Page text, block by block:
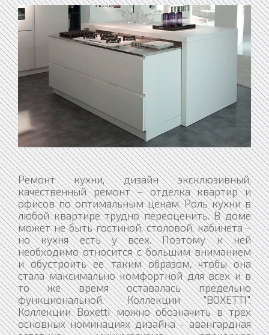
Ремонт кухни, дизайн эксклюзивный, качественный ремонт – отделка квартир и офисов по оптимальным ценам. Роль кухни в любой квартире трудно переоценить. В доме может не быть гостиной, столовой, кабинета - но кухня есть у всех. Поэтому к ней необходимо относится с большим вниманием и обустроить ее таким образом, чтобы она стала максимально комфортной для всех и в то же время оставалась предельно функциональной. Коллекции "BOXETTI". Коллекции Boxetti можно обозначить в трех основных номинациях дизайна - авангардная эстетика минимализма, априорная креативность передовых технологий и максимальная требовательность к функциональности вещи. Абсолютно все элементы дизайна "BOXETTI", призваны отвечать основной цели - достижение максимальной эффективности атрибута, в предъявлении к нему, функционального требования пригодности. Способность, по требованию, превращения частей, в компактно-монолитное целое, имеет решающее значение для концепции дизайна Boxetti, с целью получения пространственной свободы комфорта и ликвидации ограничений. Коллекции "BOXETTI" - это всегда оригинальная и ручная работа, исключительность качества материалов, а также конструктивность в технологических решениях. Креативная кухня-трансформер от "Boxetti". Во многих домах и квартирах кухня одновременно выполняет задачи столовой, а в последнее время стало модным объединять кухню с гостиной. Ремонт кухни не сильно отличается от ремонта любой другой комнаты, но есть здесь и свои особенности. Например, при проектировании и перепланировке необходимо учитывать, где проходят коммуникации (вода, газ, электричество, вентиляция). Ремонт и отделка кухни требуют тщательного подхода с учетом размеров помещения, его конструктивных особенностей и Ваших пожеланий, касающихся кухонной мебели и бытовой техники. Конечно, помимо красивого внешнего вида кухня должна обладать определенными качествами, соответствовать требованиям удобства и функциональности. Идеальная кухня - обязательно просторная и светлая, с тщательно продуманной планировкой и отделкой помещения. Здесь всё должно быть на своих местах, а сама кухня непременно должна содержаться в порядке: никаких текущих кранов, отваливающихся ручек или треснувшей плитки, неровного или отходящего линолеума и облезлой краски на стенах или потолке. Наша компания готова предложить Вам любой вид ремонта кухни под ключ - косметический, улучшенный, евроремонт. Косметический ремонт кухниКосметический ремонт кухни - это демонтаж старых покрытий потолка, стен и пола, заделка трещин, шпаклевка и выравнивание указанных поверхностей; замена дверных и оконных блоков; окраска и оклейка обоями. Капитальный ремонт кухни под ключ включает качественную перепланировку, изменения в системе электропроводки, тепло- и газоснабжения (с заменой старых систем), штукатурка и последующая отделка потолков и стен, изменение самой структуры кухни и внесение декоративных элементов средней степени сложности (ниши, арки, окна). Евроремонт кухниЕвроремонт кухни подразумевает полный комплекс проектных, ремонтных, отделочных и дизайнерских работ с применением материалов самого высокого качества, современных технологий и оборудования. Такой ремонт, как правило, включает полный комплекс работ с дизайн-проектом и авторский надзор. Конфигурация перечисленных работ может меняться по желанию заказчика. Мы учтём все Ваши требования и пожелания. В зависимости от образа жизни хозяев кухня в интерьере современного дома может играть разную роль. Если кухня не предназначена для того, чтобы на ней готовили, то ее объединяют с гостиной и столовой. Такая кухня, например, в доме холостяка или молодой бездетной семьи, может состоять из минимума мебели, практически только из бытовой техники. Эта стильная небольшая кухня состоит из большого холодильника с отделениями для вина, варочной поверхности и мойки. Стойки для посуды (стекло и пластик) и небольшой хромированный сервировочный столик имеют ролики и могут передвигаться. В такой кухне вытяжка почти не используется и имеет скорее функцию декоративной полочки. Совсем другое дело, когда кухня используется по ее прямому назначению и в полной мере: на ней готовят часто и для всей семьи. В такой кухне много разнообразной бытовой техники и должно быть достаточно мебели - все должно служить максимальному удобству для приготовления еды. Поэтому основной критерий проектирования такой кухни - функциональность, и с этой точки зрения кухню лучше изолировать. Современная кухня - часто наиболее "продвинутое" помещение в доме, больше всего насыщенное бытовой техникой. Но даже самое высокотехнологичное оборудование в наше время довольно быстро изживает себя - ведь техника практически каждый год обновляется, и нужно быть готовым к тому, что купленная сегодня стиральная или посудомоечная машина завтра уже устареет. Поэтому, может быть, и не стоит подбирать технику только по принципу новизны. Имеет смысл, приобретая бытовую технику, обратить особое внимание не только на ее технические характеристики, но и продумать, насколько органично она впишется в общее дизайнерское решение интерьера кухни. При этом стилевое единство, конечно, лучше соблюдать, однако бывают интересные варианты, когда в классическую кухню или в кухню-"кантри" устанавливается "хай-тековское" оборудование. Смешение стилей дело рискованное, но и результат может быть очень оригинальным. Но, стремясь к гармонии стиля, ошибочно было бы считать, что "консервативная" кухня в классическом стиле или стиле "ретро" не может быть оснащена по последнему слову техники. Компании-производители часто делают кухонную мебель по индивидуальному заказу, поэтому техника может быть спрятана за деревянными панелями. Создается полное ощущение кухни в старинном поместье: присутствие современной бытовой техники можно угадать, но нельзя увидеть. Еще одно направление в создании кухонной техники - производство стилизованного оборудования. У многих компаний есть целые ретро-серии, включающие духовку, варочную поверхность и вытяжку. В белой кухне в стиле "кантри" даже вытяжка может быть обшита деревянным коробом под цвет мебели, для достижения гармонии в интерьере в этом же стиле выполняется плита. Кухни в современном стиле, в отличие вариантов "под старину", требуют демонстрации техники. В таких кухнях техника сама является украшением и важной декоративной деталью интерьера. Как правило, при обустройстве такой кухни все предметы (плиты, духовки, СВЧ и т. д.) покупаются у одного производителя. Это самый простой способ выдержать стиль. А какой технике отдать предпочтение: "соло" или встраиваемой? Сегодня встраиваемая техника более популярна, так как позволяет воплотить практически любые дизайнерские решения. Встраиваются даже вытяжки: по мощности они не отстают от вытяжек-"соло", но спрос на них все же меньше. Самый частый "солист" - холодильник, причем металлические модели в стиле хай-тек и выглядят привлекательно и сочетаются практически с любой мебелью в современном стиле. К преимуществам встраиваемой техники, помимо того, что она выглядит с мебелью единым блоком, можно отнести и высокую гигиеничность: чем меньше щелей, тем меньше мусора. А вот неоспоримым преимуществом техники "соло" является ее мобильность: так, чтобы переместить плиту не придется двигать всю мебель и менять обстановку. По уровню используемых технологий и, соответственно, ценам всю кухонную технику можно условно разделить на технику класса люкс, среднего и эконом-класса. Технологии на кухне с техникой люкс достигают высокого уровня развития. Например, вытяжка на импульсном уровне определяет оптимальный режим, соответствующий работе индукционной варочной поверхности, которую, в свою очередь, трудно назвать плитой. Приготовление пищи здесь происходит за счет контакта индукционной поверхности с посудой, на дне которой содержится магнитный слой Плоскость плиты в течение всего процесса остается холодной. Холодильник сам вырабатывает лед, показывает кино и заказывает продукты через Интернет. Кофеварки и другая "мелкая" техника на суперкухне тоже встроенные. Приборы на кухне среднего класса тоже, как правило, встраиваемые. Вытяжки имеют сенсорную панель управления (управляются касанием), холодильник - двухкамерный, а для хранения вина может быть установлен отдельный холодильный шкаф. Керамическая варочная панель встроена в столешницу, а духовка имеет систему самоочистки, когда без остатка сжигаются скопившиеся на стенках жировые отложения. СВЧ-печь, комбайн, тостер на кухне есть, но не встроены, как в кухнях люкс-класса. И, наконец, техника для кухни эконом-класса. Если вы ограничены в средствах, это вовсе не значит, что комфортно оборудовать кухню вам не удастся. Сэкономить можно, купив не встраиваемую технику, а вариант "соло". Качество работы плиты и ее технические характеристики от этого не пострадают. Вытяжку с более дорогим "отводом" воздуха можно заменить на модель с рециркуляцией. А вместо двухкамерного холодильника вполне успешно может работать холодильник с одной морозильной камерой. Уют и удобство на кухне часто определяются не степенью ее "навороченности", а умением удачно распланировать пространство и найти изюминку в декоре. Главное при проектировании и выборе варианта оформления кухни - проанализировать свой уклад жизни и, в зависимости от этого, определить перечень необходимых функций помещения. И тогда даже самая лаконичная композиция, может стать для вас вполне достаточным и исчерпывающим вариантом любимой кухни. Кухня всегда была самым важным уголком в доме, ведь она служит не только для приема пищи, но и для дружеских посиделок, воспитания детей и «семейных советов». Кухня – центр семейной жизни и вместе с тем «рабочее место», поэтому она должна быть не только красивой, но и удобной. Также важна правильная организация ее пространства. Лучше всего в этом поможет приобретение кухонного гарнитура, выбор которого, впрочем, дело не из легких. Уже на стадии планирования будущей обстановки вашей кухни необходимо четко себе представлять, как, на ваш вкус, она должна выглядеть. В современной кухне приоритетами являются удобство и